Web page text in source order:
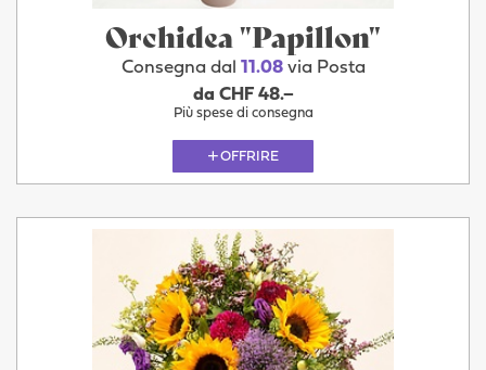
Orchidea "Papillon"
Consegna dal 11.08via Posta
da CHF 48.–
Più spese di consegna
OFFRIRE